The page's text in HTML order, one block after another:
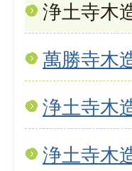
浄土寺木
萬勝寺木
浄土寺木
浄土寺木